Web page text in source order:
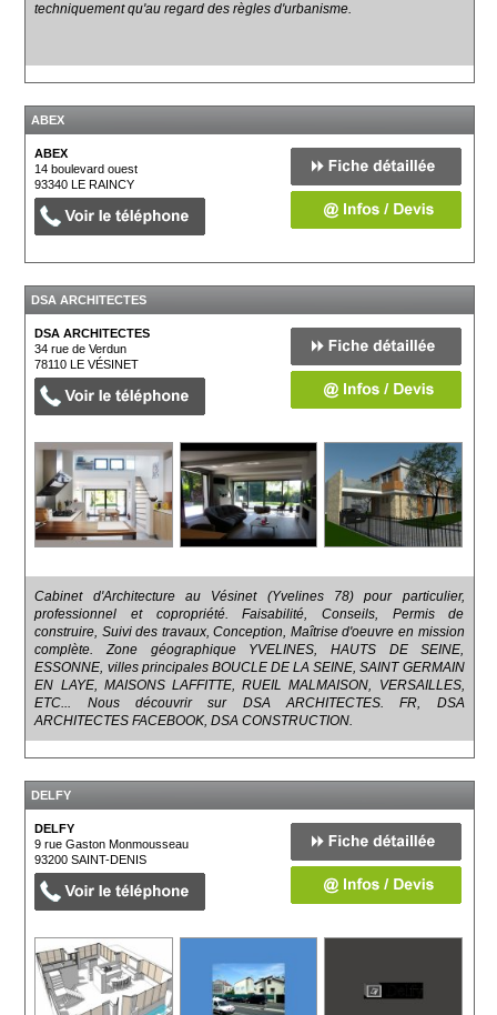
techniquement qu'au regard des règles d'urbanisme.
ABEX
ABEX
14 boulevard ouest
93340LE RAINCY
DSA ARCHITECTES
DSA ARCHITECTES
34 rue de Verdun
78110LE VÉSINET
Cabinet d'Architecture au Vésinet (Yvelines 78) pour particulier,
professionnel et copropriété. Faisabilité, Conseils, Permis de
construire, Suivi des travaux, Conception, Maîtrise d'oeuvre en mission
complète. Zone géographique YVELINES, HAUTS DE SEINE,
ESSONNE, villes principales BOUCLE DE LA SEINE, SAINT GERMAIN
EN LAYE, MAISONS LAFFITTE, RUEIL MALMAISON, VERSAILLES,
ETC... Nous découvrir sur DSA ARCHITECTES. FR, DSA
ARCHITECTES FACEBOOK, DSA CONSTRUCTION.
DELFY
DELFY
9 rue Gaston Monmousseau
93200SAINT-DENIS